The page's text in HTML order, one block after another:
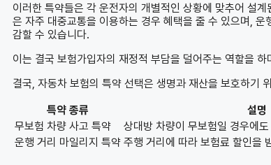
이러한 특약들은 각 운전자의 개별적인 상황에 맞추어 설
은 자주 대중교통을 이용하는 경우 혜택을 줄 수 있으며,
감할 수 있습니다.
이는 결국 보험가입자의 재정적 부담을 덜어주는 역할을
결국, 자동차 보험의 특약 선택은 생명과 재산을 보호하기
특약 종류
설명
무보험 차량 사고 특약
상대방 차량이 무보험일 경우에
운행 거리 마일리지 특약 주행 거리에 따라 보험료 할인을